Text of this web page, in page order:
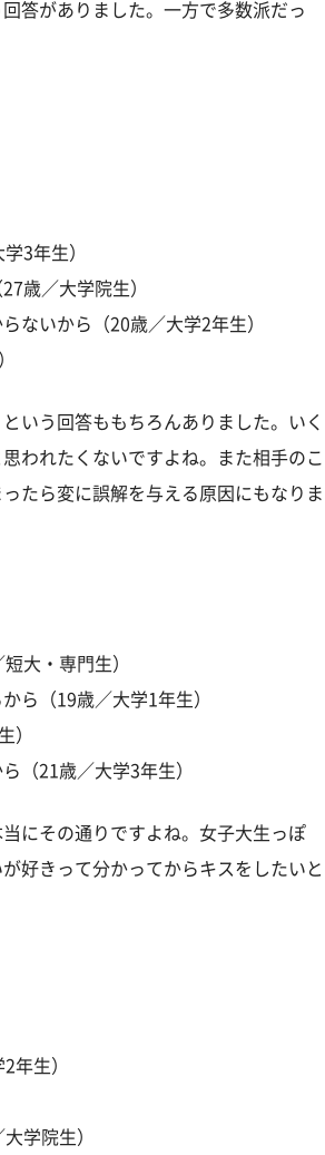
答がありました。一方で多数派だっ
3年生）
歳／大学院生）
ないから（20歳／大学2年生）
いう回答ももちろんありました。いく
われたくないですよね。また相手のこ
たら変に誤解を与える原因にもなりま
大・専門生）
ら（19歳／大学1年生）
）
（21歳／大学3年生）
にその通りですよね。女子大生っぽ
好きって分かってからキスをしたいと
年生）
学院生）